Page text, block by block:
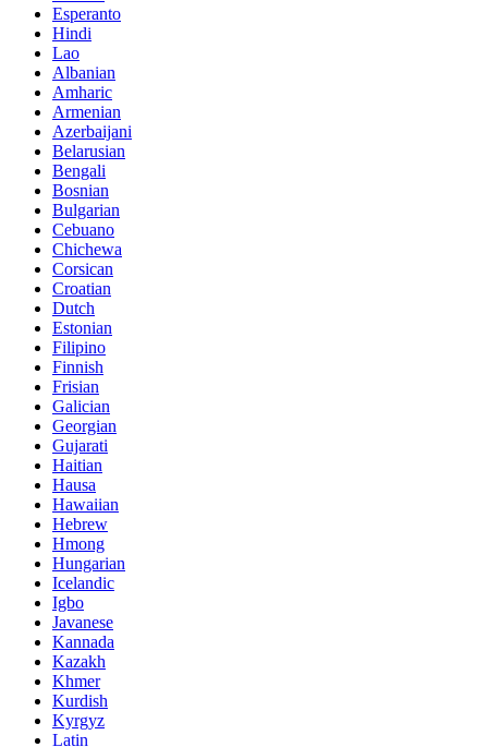
Esperanto
Hindi
Lao
Albanian
Amharic
Armenian
Azerbaijani
Belarusian
Bengali
Bosnian
Bulgarian
Cebuano
Chichewa
Corsican
Croatian
Dutch
Estonian
Filipino
Finnish
Frisian
Galician
Georgian
Gujarati
Haitian
Hausa
Hawaiian
Hebrew
Hmong
Hungarian
Icelandic
Igbo
Javanese
Kannada
Kazakh
Khmer
Kurdish
Kyrgyz
Latin